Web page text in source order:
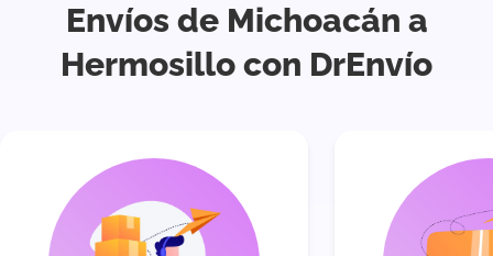
Envíos de Michoacán a
Hermosillo con DrEnvío